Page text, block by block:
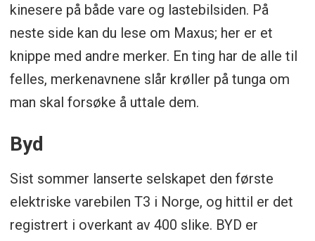
kinesere på både vare og lastebilsiden. På
neste side kan du lese om Maxus; her er et
knippe med andre merker. En ting har de alle til
felles, merkenavnene slår krøller på tunga om
man skal forsøke å uttale dem.
Byd
Sist sommer lanserte selskapet den første
elektriske varebilen T3 i Norge, og hittil er det
registrert i overkant av 400 slike. BYD er